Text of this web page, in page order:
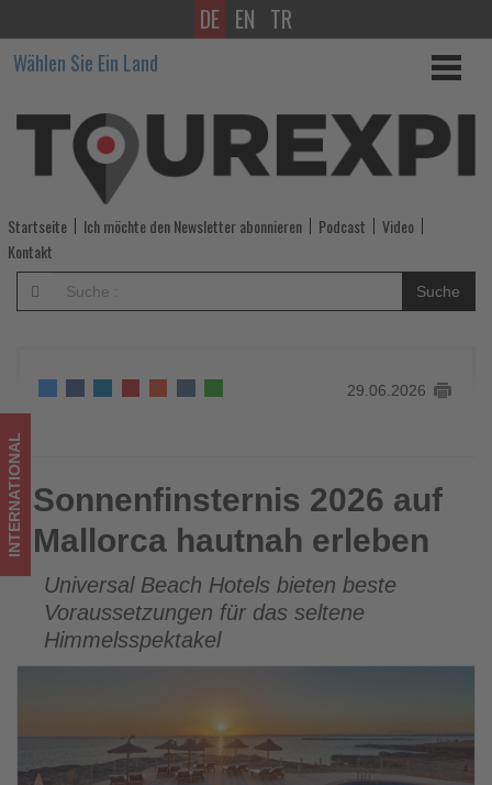
Sonnenfinsternis
2026
auf
Mallorca
hautnah
erleben
was
im
Tourismus
los
ist!
DE EN TR
Wählen Sie Ein Land
Startseite Ich möchte den Newsletter abonnieren Podcast
Video
Kontakt
Suche
29.06.2026
Sonnenfinsternis 2026 auf Mallorca hautnah erleben
INTERNATIONAL Sonnenfinsternis 2026 auf
Mallorca hautnah erleben
Universal Beach Hotels bieten beste
Voraussetzungen für das seltene
Himmelsspektakel